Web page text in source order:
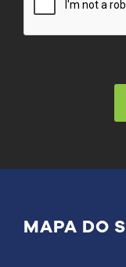
MAPA DO